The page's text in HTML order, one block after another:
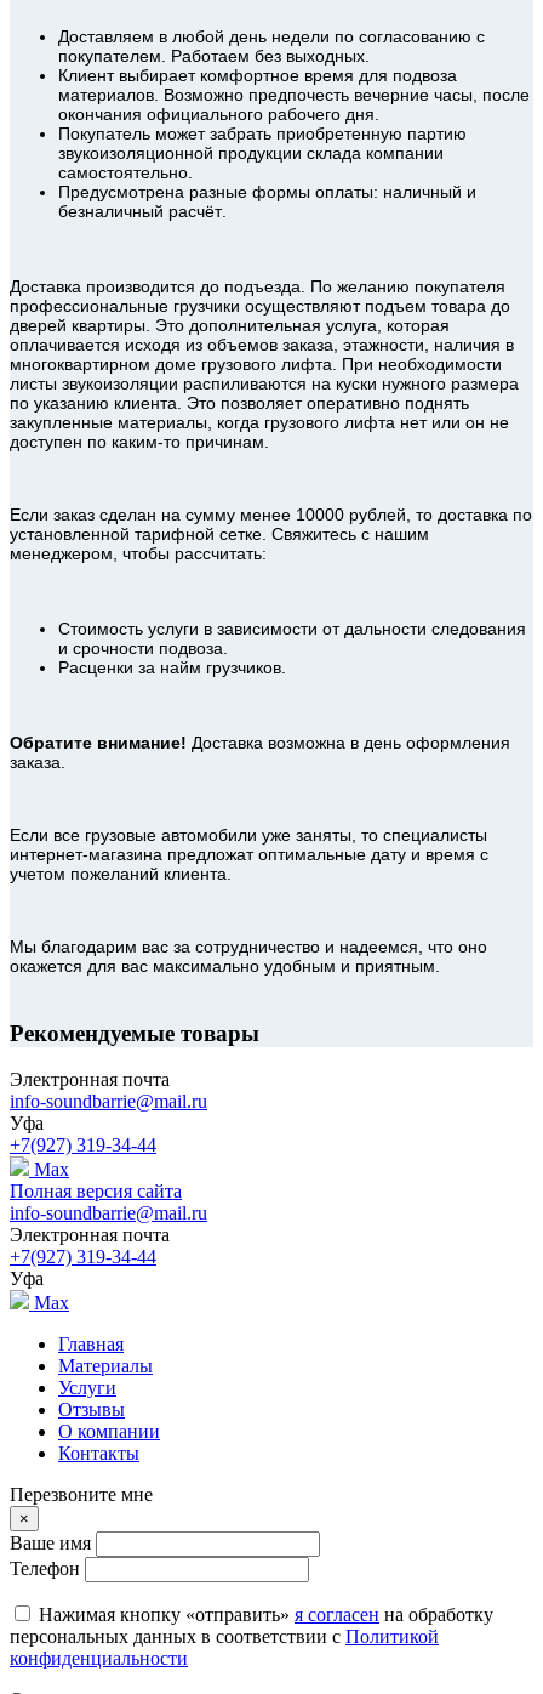
Доставляем в любой день недели по согласованию с
покупателем. Работаем без выходных.
Клиент выбирает комфортное время для подвоза
материалов. Возможно предпочесть вечерние часы, после
окончания официального рабочего дня.
Покупатель может забрать приобретенную партию
звукоизоляционной продукции склада компании
самостоятельно.
Предусмотрена разные формы оплаты: наличный и
безналичный расчёт.
Доставка производится до подъезда. По желанию покупателя
профессиональные грузчики осуществляют подъем товара до
дверей квартиры. Это дополнительная услуга, которая
оплачивается исходя из объемов заказа, этажности, наличия в
многоквартирном доме грузового лифта. При необходимости
листы звукоизоляции распиливаются на куски нужного размера
по указанию клиента. Это позволяет оперативно поднять
закупленные материалы, когда грузового лифта нет или он не
доступен по каким-то причинам.
Если заказ сделан на сумму менее 10000 рублей, то доставка по
установленной тарифной сетке. Свяжитесь с нашим
менеджером, чтобы рассчитать:
Стоимость услуги в зависимости от дальности следования
и срочности подвоза.
Расценки за найм грузчиков.
Обратите внимание! Доставка возможна в день оформления
заказа.
Если все грузовые автомобили уже заняты, то специалисты
интернет-магазина предложат оптимальные дату и время с
учетом пожеланий клиента.
Мы благодарим вас за сотрудничество и надеемся, что оно
окажется для вас максимально удобным и приятным.
Рекомендуемые товары
Электронная почта
info-soundbarrie@mail.ru
Уфа
+7(927) 319-34-44
Max
Полная версия сайта
info-soundbarrie@mail.ru
Электронная почта
+7(927) 319-34-44
Уфа
Max
Главная
Материалы
Услуги
Отзывы
О компании
Контакты
Перезвоните мне
×
Ваше имя
Телефон
Нажимая кнопку «отправить» я согласен на обработку
персональных данных в соответствии с Политикой
конфиденциальности